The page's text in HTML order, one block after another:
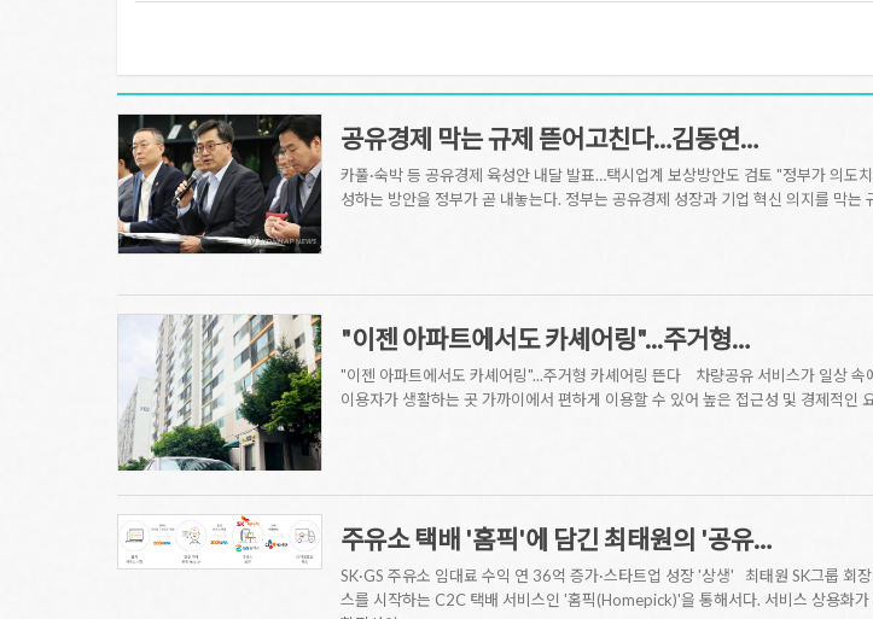
공유경제 막는 규제 뜯어고친다…김동연…
카풀·숙박 등 공유경제 육성안 내달 발표…택시업계 보상방안도 검토 "정부가 의
성하는 방안을 정부가 곧 내놓는다. 정부는 공유경제 성장과 기업 혁신 의지를 막
"이젠 아파트에서도 카셰어링"...주거형…
"이젠 아파트에서도 카셰어링"...주거형 카셰어링 뜬다 차량공유 서비스가 일상
이용자가 생활하는 곳 가까이에서 편하게 이용할 수 있어 높은 접근성 및 경제적
주유소 택배 '홈픽'에 담긴 최태원의 '공유…
SK·GS 주유소 임대료 수익 연 36억 증가·스타트업 성장 '상생' 최태원 SK그룹 회
스를 시작하는 C2C 택배 서비스인 '홈픽(Homepick)'을 통해서다. 서비스 상용화